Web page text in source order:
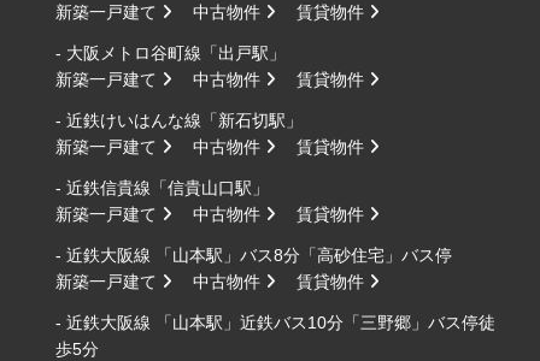
新築一戸建て
中古物件 賃貸物件
- 大阪メトロ谷町線「出戸駅」
新築一戸建て
中古物件 賃貸物件
- 近鉄けいはんな線「新石切駅」
新築一戸建て
中古物件 賃貸物件
- 近鉄信貴線「信貴山口駅」
新築一戸建て
中古物件 賃貸物件
- 近鉄大阪線 「山本駅」バス8分「高砂住宅」バス停
新築一戸建て
中古物件 賃貸物件
- 近鉄大阪線 「山本駅」近鉄バス10分「三野郷」バス停徒
歩5分